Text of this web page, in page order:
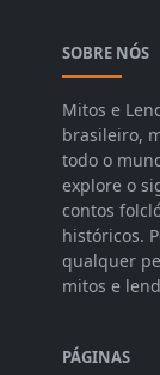
SOBRE NÓS
Mitos e
brasileiro,
todo o
explore o
contos
históricos.
qualquer
mitos e
PÁGINAS